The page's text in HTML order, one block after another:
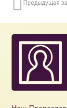
Предыдущая